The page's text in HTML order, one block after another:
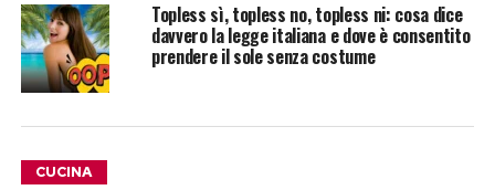
Topless sì, topless no, topless ni: cosa dice
davvero la legge italiana e dove è consentito
prendere il sole senza costume
CUCINA